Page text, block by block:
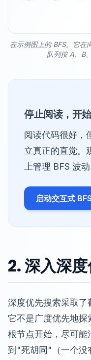
在示例图上的 BFS。它在
队列按 A、B
停止阅读，开
阅读代码很好，
立真正的直觉。
上管理 BFS 波动
启动交互式
2. 深入深
深度优先搜索采取了
它不是广度优先地探
根节点开始，尽可能
到"死胡同"（一个没